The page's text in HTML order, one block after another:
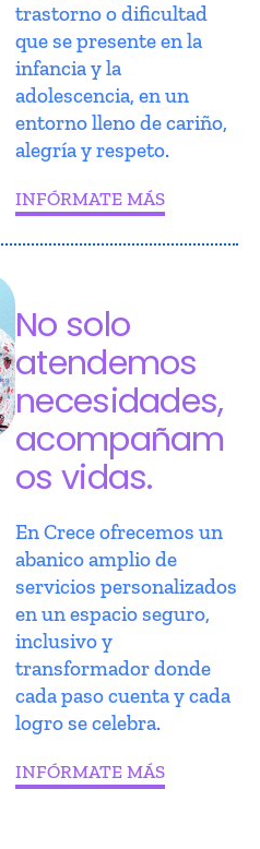
trastorno o dificultad
que se presente en la
infancia y la
adolescencia, en un
entorno lleno de cariño,
alegría y respeto.
INFÓRMATE MÁS
No solo
atendemos
necesidades,
acompañam
os vidas.
En Crece ofrecemos un
abanico amplio de
servicios personalizados
en un espacio seguro,
inclusivo y
transformador donde
cada paso cuenta y cada
logro se celebra.
INFÓRMATE MÁS